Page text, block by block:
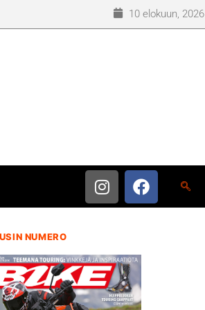
10 elokuun, 2026
NUMERO